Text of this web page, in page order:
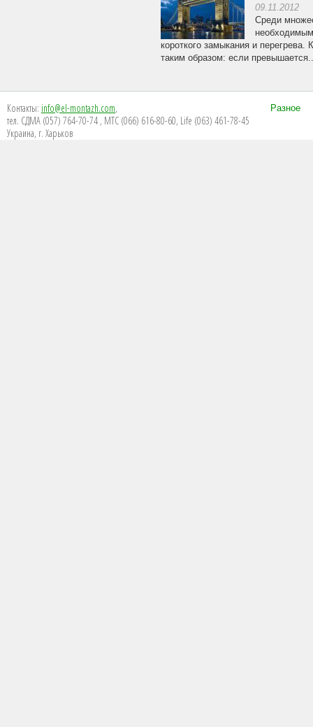
09.11.2012
Среди
короткого замыкания и
таким образом: если
Контакты: info@el-montazh.com,
тел. СДМА (057) 764-70-74 , МТС (066) 616-80-60, Life (063) 461-78-45
Украина, г. Харьков
Разное